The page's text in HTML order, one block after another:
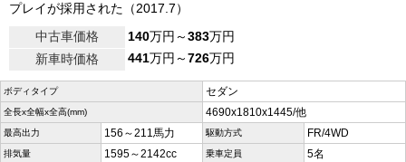
プレイが採用された（2017.7）
中古車価格
140万円～383万円
新車時価格
441万円～726万円
ボディタイプ セダン
全長x全幅x全高(mm) 4690x1810x1445/他
最高出力 156～211馬力 駆動方式 FR/4WD
排気量 1595～2142cc 乗車定員 5名